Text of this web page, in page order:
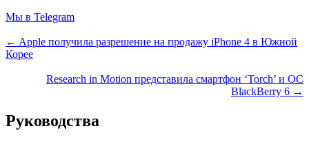
Мы в Telegram
← Apple получила разрешение на продажу iPhone 4 в Южной
Корее
Research in Motion представила смартфон ‘Torch’ и ОС
BlackBerry 6 →
Руководства